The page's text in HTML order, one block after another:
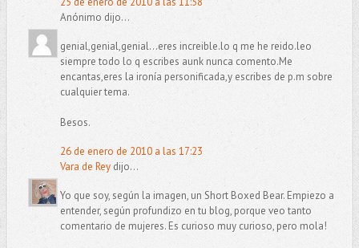
Anónimo dijo...
genial,genial,genial...eres increible.lo q me he reido.leo
siempre todo lo q escribes aunk nunca comento.Me
encantas,eres la ironía personificada,y escribes de p.m sobre
cualquier tema.
Besos.
26 de enero de 2010 a las 17:23
Vara de Reydijo...
Yo que soy, según la imagen, un Short Boxed Bear. Empiezo a
entender, según profundizo en tu blog, porque veo tanto
comentario de mujeres. Es curioso muy curioso, pero mola!